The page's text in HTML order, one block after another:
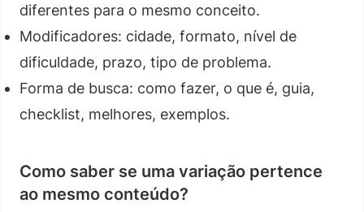
diferentes para o mesmo conceito.
Modificadores: cidade, formato, nível de
dificuldade, prazo, tipo de problema.
Forma de busca: como fazer, o que é, guia,
checklist, melhores, exemplos.
Como saber se uma variação pertence
ao mesmo conteúdo?